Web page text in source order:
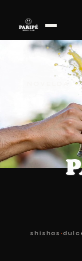
NOVELDA ·
shishas ·